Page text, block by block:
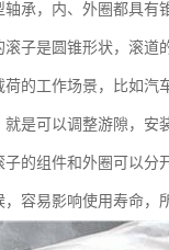
轴承，内、外圈都具
子是圆锥形状，滚道
的工作场景，比如汽
是可以调整游隙，
的组件和外圈可以分
容易影响使用寿命，